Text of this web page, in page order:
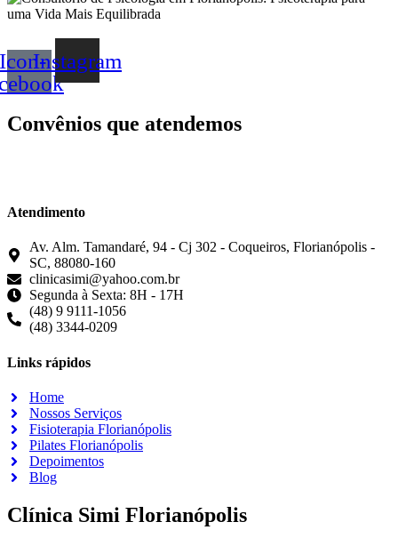
Icon-Instagram
Convênios que atendemos
Atendimento
Av. Alm. Tamandaré, 94 - Cj 302 - Coqueiros, Florianópolis -
SC, 88080-160
clinicasimi@yahoo.com.br
Segunda à Sexta: 8H - 17H
(48) 9 9111-1056
(48) 3344-0209
Links rápidos
Home
Nossos Serviços
Fisioterapia Florianópolis
Pilates Florianópolis
Depoimentos
Blog
Clínica Simi Florianópolis